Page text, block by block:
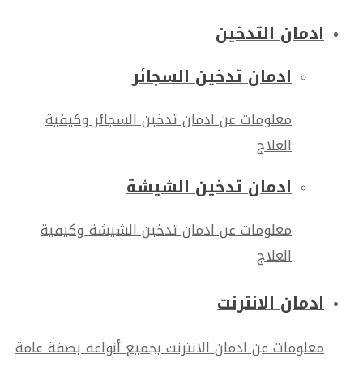
ادمان التدخين
ادمان تدخين السجائر
معلومات عن ادمان تدخين السجائر وكيفية
العلاج
ادمان تدخين الشيشة
معلومات عن ادمان تدخين الشيشة وكيفية
العلاج
ادمان الانترنت
معلومات عن ادمان الانترنت بجميع أنواعه بصفة عامة